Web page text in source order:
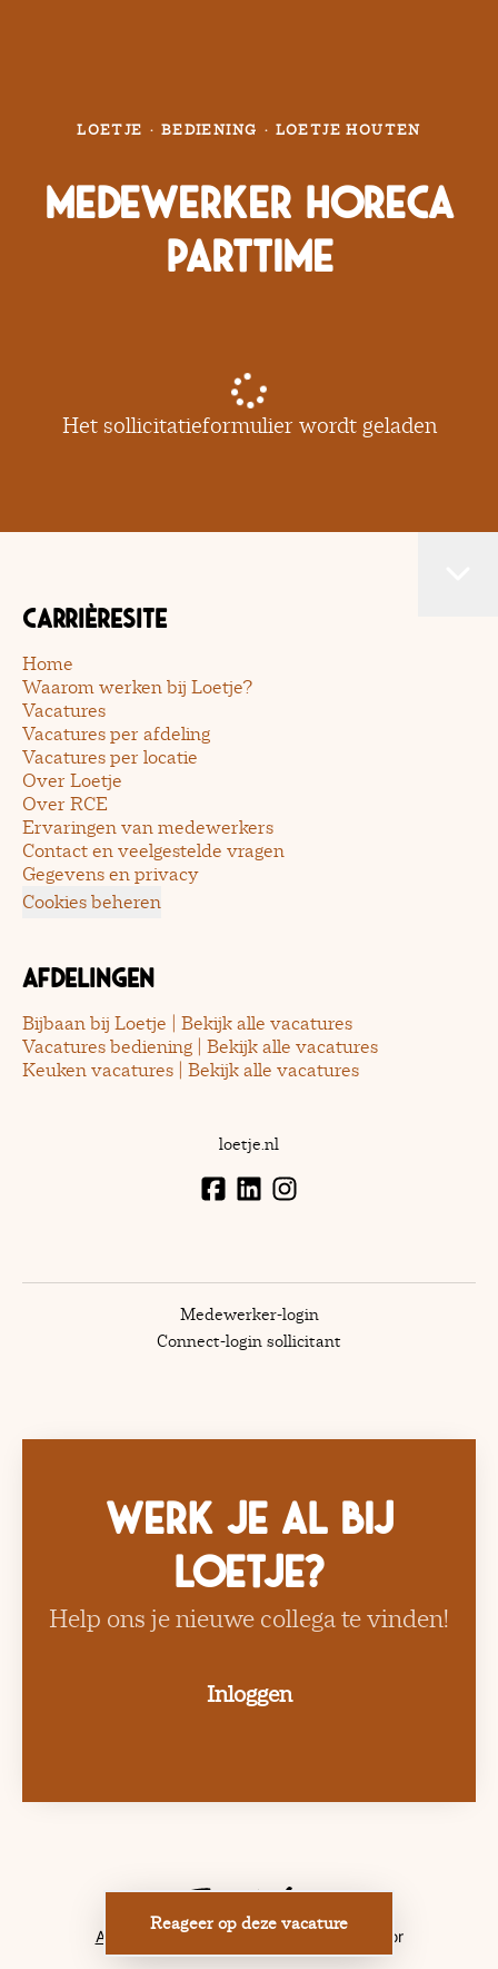
Reageer op deze vacature
LOETJE · BEDIENING · LOETJE HOUTEN
Medewerker Horeca
Parttime
Het sollicitatieformulier wordt geladen
Carrièresite
Home
Waarom werken bij Loetje?
Vacatures
Vacatures per afdeling
Vacatures per locatie
Over Loetje
Over RCE
Ervaringen van medewerkers
Contact en veelgestelde vragen
Gegevens en privacy
Cookies beheren
Afdelingen
Bijbaan bij Loetje | Bekijk alle vacatures
Vacatures bediening | Bekijk alle vacatures
Keuken vacatures | Bekijk alle vacatures
loetje.nl
Medewerker-login
Connect-login sollicitant
Werk je al bij
Loetje?
Help ons je nieuwe collega te vinden!
Inloggen
Applicant tracking system door Teamtailor